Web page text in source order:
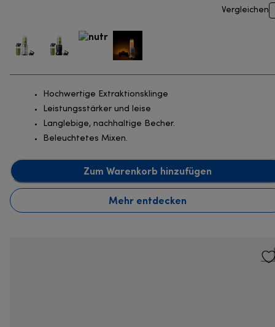
Vergleichen
Hochwertige Extraktionsklinge
Leistungsstärker und leise
Langlebige, nachhaltige Becher.
Beleuchtetes Mixen.
Zum Warenkorb hinzufügen
Mehr entdecken